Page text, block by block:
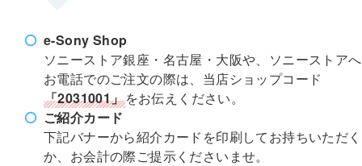
e-Sony Shop
ソニーストア銀座・名古屋・大阪や、ソニーストア
お電話でのご注文の際は、当店ショップコード
「2031001」をお伝えください。
ご紹介カード
下記バナーから紹介カードを印刷してお持ちいただく
か、お会計の際ご提示くださいませ。